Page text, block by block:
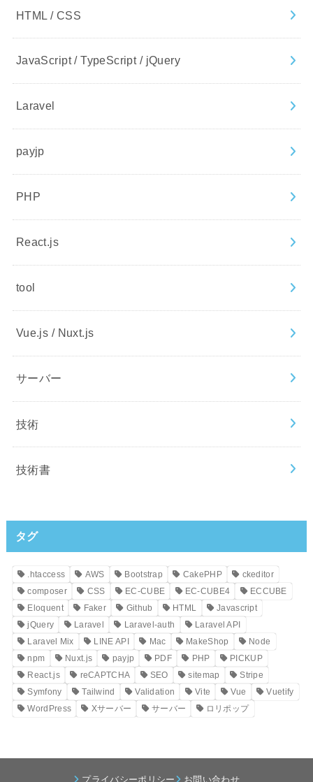
HTML / CSS
JavaScript / TypeScript / jQuery
Laravel
payjp
PHP
React.js
tool
Vue.js / Nuxt.js
サーバー
技術
技術書
タグ
.htaccess AWS Bootstrap CakePHP
ckeditor
composer
CSS EC-CUBE EC-CUBE4
ECCUBE
Eloquent
Faker Github HTML
Javascript
jQuery
Laravel Laravel-auth
Laravel API
Laravel Mix
LINE API Mac MakeShop
Node
npm
Nuxt.js payjp PDF PHP
PICKUP
React.js
reCAPTCHA SEO sitemap
Stripe
Symfony
Tailwind Validation Vite Vue
Vuetify
WordPress
Xサーバー サーバー ロリポップ
プライバシーポリシー お問い合わせ